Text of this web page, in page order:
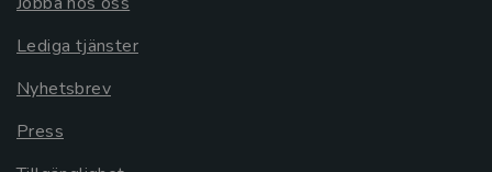
Lediga tjänster
Nyhetsbrev
Press